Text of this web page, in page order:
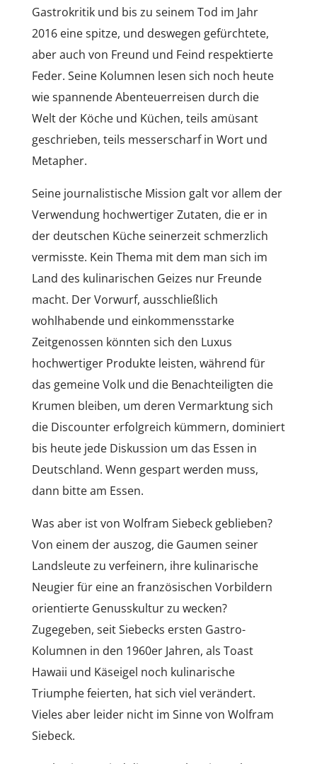
Gastrokritik und bis zu seinem Tod im Jahr
2016 eine spitze, und deswegen gefürchtete,
aber auch von Freund und Feind respektierte
Feder. Seine Kolumnen lesen sich noch heute
wie spannende Abenteuerreisen durch die
Welt der Köche und Küchen, teils amüsant
geschrieben, teils messerscharf in Wort und
Metapher.
Seine journalistische Mission galt vor allem der
Verwendung hochwertiger Zutaten, die er in
der deutschen Küche seinerzeit schmerzlich
vermisste. Kein Thema mit dem man sich im
Land des kulinarischen Geizes nur Freunde
macht. Der Vorwurf, ausschließlich
wohlhabende und einkommensstarke
Zeitgenossen könnten sich den Luxus
hochwertiger Produkte leisten, während für
das gemeine Volk und die Benachteiligten die
Krumen bleiben, um deren Vermarktung sich
die Discounter erfolgreich kümmern, dominiert
bis heute jede Diskussion um das Essen in
Deutschland. Wenn gespart werden muss,
dann bitte am Essen.
Was aber ist von Wolfram Siebeck geblieben?
Von einem der auszog, die Gaumen seiner
Landsleute zu verfeinern, ihre kulinarische
Neugier für eine an französischen Vorbildern
orientierte Genusskultur zu wecken?
Zugegeben, seit Siebecks ersten Gastro-
Kolumnen in den 1960er Jahren, als Toast
Hawaii und Käseigel noch kulinarische
Triumphe feierten, hat sich viel verändert.
Vieles aber leider nicht im Sinne von Wolfram
Siebeck.